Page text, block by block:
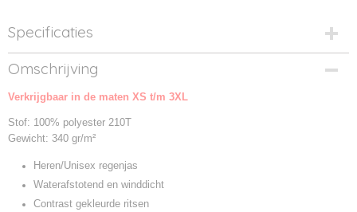
Specificaties
Productcode
01169-1
Productcode leverancier
Omschrijving
Verkrijgbaar in de maten XS t/m 3XL
Stof: 100% polyester 210T
Gewicht: 340 gr/m²
Heren/Unisex regenjas
Waterafstotend en winddicht
Contrast gekleurde ritsen